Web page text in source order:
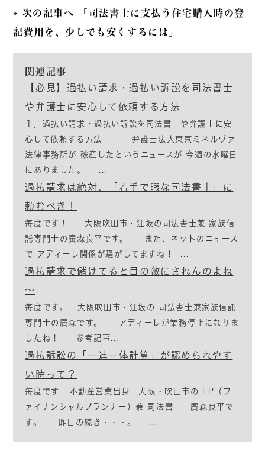
» 次の記事へ 「司法書士に支払う住宅購入時の登
記費用を、少しでも安くするには」
関連記事
【必見】過払い請求・過払い訴訟を司法書士
や弁護士に安心して依頼する方法
１．過払い請求・過払い訴訟を司法書士や弁護士に安
心して依頼する方法 弁護士法人東京ミネルヴァ
法律事務所が 破産したというニュースが 今週の水曜日
にありました。 ...
過払請求は絶対、「若手で暇な司法書士」に
頼むべき！
毎度です！ 大阪吹田市・江坂の司法書士兼 家族信
託専門士の廣森良平です。 また、ネットのニュース
で アディーレ関係が騒がしてますね！ ...
過払請求で儲けてると目の敵にされんのよね
～
毎度です。 大阪吹田市・江坂の 司法書士兼家族信託
専門士の廣森です。 アディーレが業務停止になりま
したね！ 参考記事...
過払訴訟の「一連一体計算」が認められやす
い時って？
毎度です 不動産営業出身 大阪・吹田市の FP（フ
ァイナンシャルプランナー）兼 司法書士 廣森良平で
す。 昨日の続き・・・。 ...